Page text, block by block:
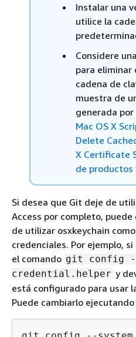
Instalar una
utilice la
Considere
para eliminar
cadena de
muestra de
generada
Mac OS X
Delete
X Certificate
de productos
Si desea que Git deje de
Access por completo,
de utilizar osxkeychain
credenciales. Por ejemplo,
el comando git config
credential.helper y
está configurado para usar
Puede cambiarlo